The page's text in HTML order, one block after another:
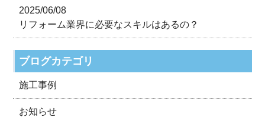
2025/06/08
リフォーム業界に必要なスキルはあるの？
ブログカテゴリ
施工事例
お知らせ